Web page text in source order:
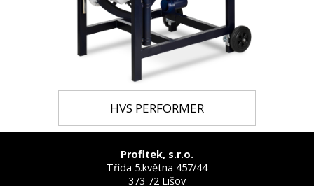
HVS PERFORMER
Profitek, s.r.o.
Třída 5.května 457/44
373 72 Lišov